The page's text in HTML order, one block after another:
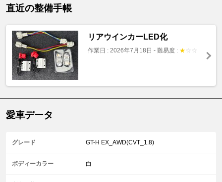
直近の整備手帳
リアウインカーLED化
作業日 : 2026年7月18日 - 難易度 : ★ ☆ ☆
愛車データ
グレード GT-H EX_AWD(CVT_1.8)
ボディーカラー 白